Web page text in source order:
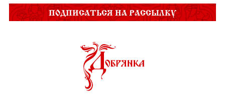
ПОДПИСАТЬСЯ НА РАССЫЛКУ